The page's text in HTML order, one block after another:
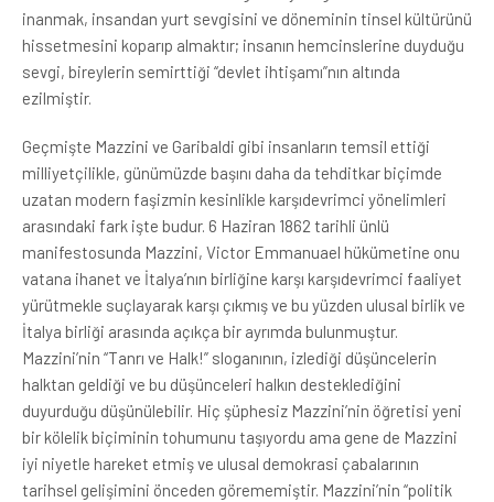
inanmak, insandan yurt sevgisini ve döneminin tinsel kültürünü
hissetmesini koparıp almaktır; insanın hemcinslerine duyduğu
sevgi, bireylerin semirttiği “devlet ihtişamı”nın altında
ezilmiştir.
Geçmişte Mazzini ve Garibaldi gibi insanların temsil ettiği
milliyetçilikle, günümüzde başını daha da tehditkar biçimde
uzatan modern faşizmin kesinlikle karşıdevrimci yönelimleri
arasındaki fark işte budur. 6 Haziran 1862 tarihli ünlü
manifestosunda Mazzini, Victor Emmanuael hükümetine onu
vatana ihanet ve İtalya’nın birliğine karşı karşıdevrimci faaliyet
yürütmekle suçlayarak karşı çıkmış ve bu yüzden ulusal birlik ve
İtalya birliği arasında açıkça bir ayrımda bulunmuştur.
Mazzini’nin “Tanrı ve Halk!” sloganının, izlediği düşüncelerin
halktan geldiği ve bu düşünceleri halkın desteklediğini
duyurduğu düşünülebilir. Hiç şüphesiz Mazzini’nin öğretisi yeni
bir kölelik biçiminin tohumunu taşıyordu ama gene de Mazzini
iyi niyetle hareket etmiş ve ulusal demokrasi çabalarının
tarihsel gelişimini önceden görememiştir. Mazzini’nin “politik